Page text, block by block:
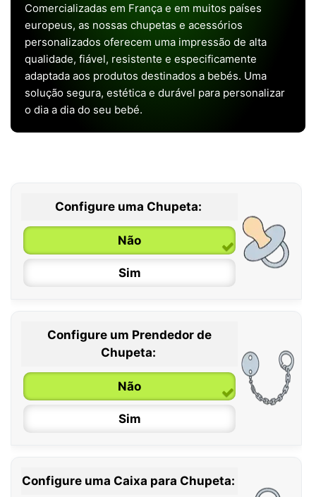
Comercializadas em França e em muitos países
europeus, as nossas chupetas e acessórios
personalizados oferecem uma impressão de alta
qualidade, fiável, resistente e especificamente
adaptada aos produtos destinados a bebés. Uma
solução segura, estética e durável para personalizar
o dia a dia do seu bebé.
Configure uma Chupeta:
Não
Sim
0 / 6 meses
6 / 36 meses
Configure um Prendedor de
Chupeta:
Não
Sim
Configure uma Caixa para Chupeta: